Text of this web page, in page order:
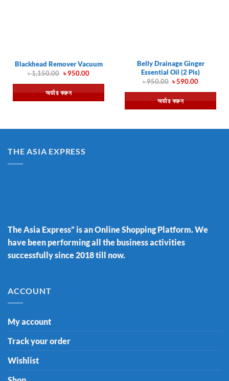
Blackhead Remover Vacuum
৳1,150.00 Original
was:
৳ 1,150.00.
৳950.00Current
is:
৳ 950.00.
অর্ডার করুন
Belly Drainage Ginger
Essential Oil (2 Pis)
৳950.00 Original
was:
৳ 950.00.
৳590.00Current
is:
৳ 590.00.
অর্ডার করুন
THE ASIA EXPRESS
The Asia Express” is an Online Shopping Platform. We
have been performing all the business activities
successfully since 2018 till now.
ACCOUNT
My account
Track your order
Wishlist